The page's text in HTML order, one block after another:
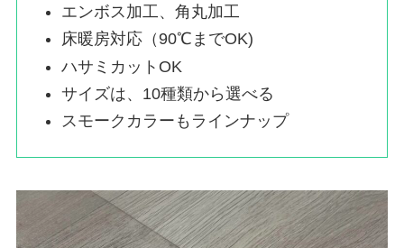
エンボス加工、角丸加工
床暖房対応（90℃までOK)
ハサミカットOK
サイズは、10種類から選べる
スモークカラーもラインナップ